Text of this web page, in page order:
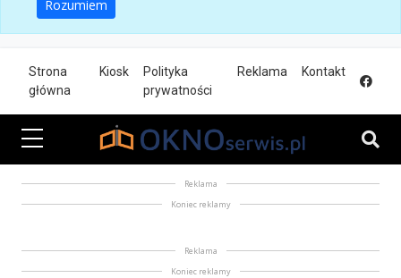
Rozumiem
Strona
główna
Kiosk
Polityka
prywatności
Reklama Kontakt
Reklama
Koniec reklamy
Reklama
Koniec reklamy